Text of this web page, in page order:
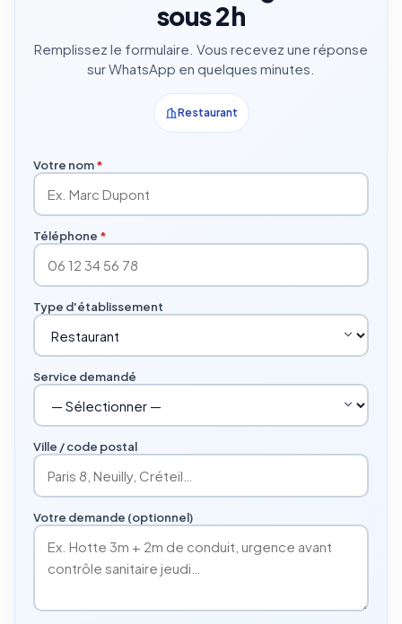
sous 2h
Remplissez le formulaire. Vous recevez une réponse
sur WhatsApp en quelques minutes.
Restaurant
Votre nom*
Téléphone *
Type d'établissement
Service demandé
Ville / code postal
Votre demande (optionnel)